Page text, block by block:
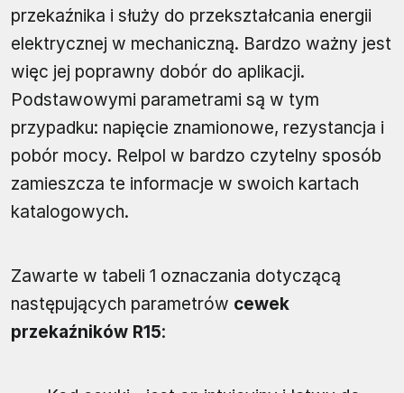
przekaźnika i służy do przekształcania energii
elektrycznej w mechaniczną. Bardzo ważny jest
więc jej poprawny dobór do aplikacji.
Podstawowymi parametrami są w tym
przypadku: napięcie znamionowe, rezystancja i
pobór mocy. Relpol w bardzo czytelny sposób
zamieszcza te informacje w swoich kartach
katalogowych.
Zawarte w tabeli 1 oznaczania dotyczącą
następujących parametrów cewek
przekaźników R15: